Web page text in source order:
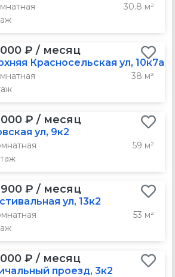
30.8 м²
₽ / месяц
Красносельская ул, 10к7а
38 м²
₽ / месяц
ул, 9к2
59 м²
₽ / месяц
ул, 13к2
53 м²
₽ / месяц
проезд, 3к2